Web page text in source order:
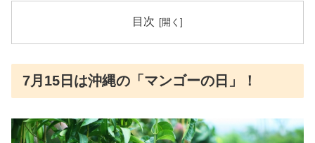
目次
7月15日は沖縄の「マンゴーの日」！